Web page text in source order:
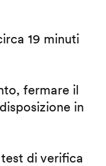
19 minuti
fermare il
in
di verifica